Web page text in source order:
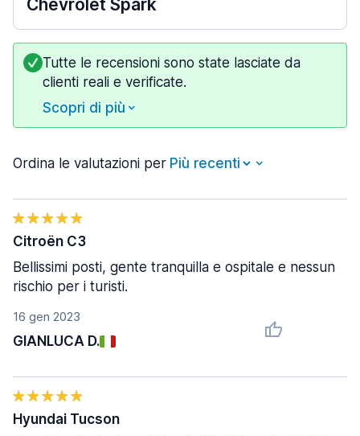
Chevrolet Spark
Tutte le recensioni sono state lasciate da
clienti reali e verificate.
Scopri di più
Ordina le valutazioni per
16 gen 2023
GIANLUCA D.
Citroën C3
Bellissimi posti, gente tranquilla e ospitale e nessun
rischio per i turisti.
Hyundai Tucson